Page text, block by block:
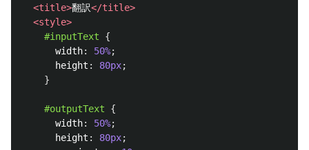
<title>翻訳</title>
<style>
#inputText
{
width: 50%;
height : 80px;
}
#outputText
{
width: 50%;
height : 80px;